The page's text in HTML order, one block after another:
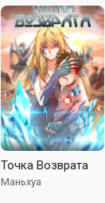
Точка Возврата
Маньхуа